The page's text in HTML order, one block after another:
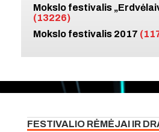
Mokslo festivalis
(13226)
Mokslo festivalis 2017
FESTIVALIO RĖMĖJAI IR